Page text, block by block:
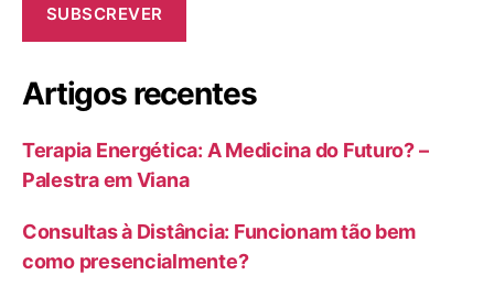
SUBSCREVER
Artigos recentes
Terapia Energética: A Medicina do Futuro? –
Palestra em Viana
Consultas à Distância: Funcionam tão bem
como presencialmente?